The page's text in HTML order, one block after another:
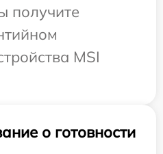
получите
MSI
о готовности